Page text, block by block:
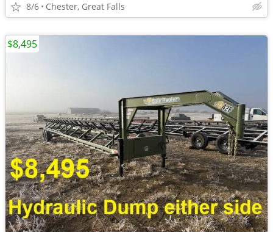
8/6 Chester, Great Falls
$8,495